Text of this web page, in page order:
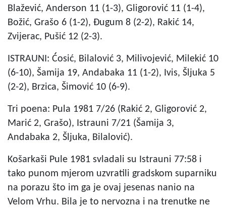
Blažević, Anderson 11 (1-3), Gligorović 11 (1-4),
Božić, Grašo 6 (1-2), Đugum 8 (2-2), Rakić 14,
Zvijerac, Pušić 12 (2-3).
ISTRAUNI: Ćosić, Bilalović 3, Milivojević, Milekić 10
(6-10), Šamija 19, Andabaka 11 (1-2), Ivis, Šljuka 5
(2-2), Brzica, Šimović 10 (6-9).
Tri poena: Pula 1981 7/26 (Rakić 2, Gligorović 2,
Marić 2, Grašo), Istrauni 7/21 (Šamija 3,
Andabaka 2, Šljuka, Bilalović).
Košarkaši Pule 1981 svladali su Istrauni 77:58 i
tako punom mjerom uzvratili gradskom suparniku
na porazu što im ga je ovaj jesenas nanio na
Velom Vrhu. Bila je to nervozna i na trenutke ne